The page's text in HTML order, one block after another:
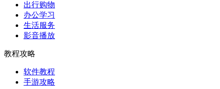
出行购物
办公学习
生活服务
影音播放
教程攻略
软件教程
手游攻略